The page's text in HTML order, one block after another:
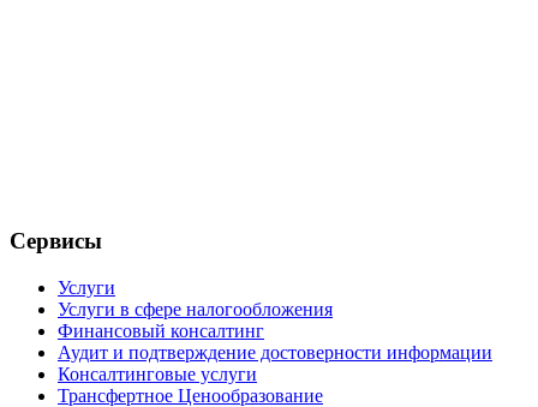
Сервисы
Услуги
Услуги в сфере налогообложения
Финансовый консалтинг
Аудит и подтверждение достоверности информации
Консалтинговые услуги
Трансфертное Ценообразование